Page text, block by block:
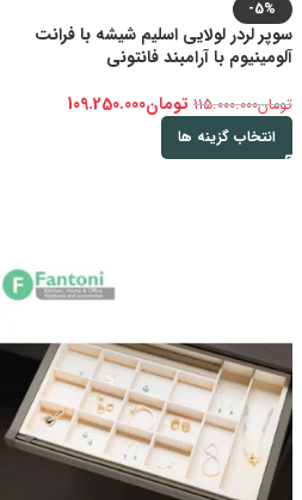
-5%
سوپر لردر لولایی اسلیم شیشه با فرانت
آلومینیوم با آرامبند فانتونی
تومان115.000.000 تومان109.250.000
انتخاب گزینه ها